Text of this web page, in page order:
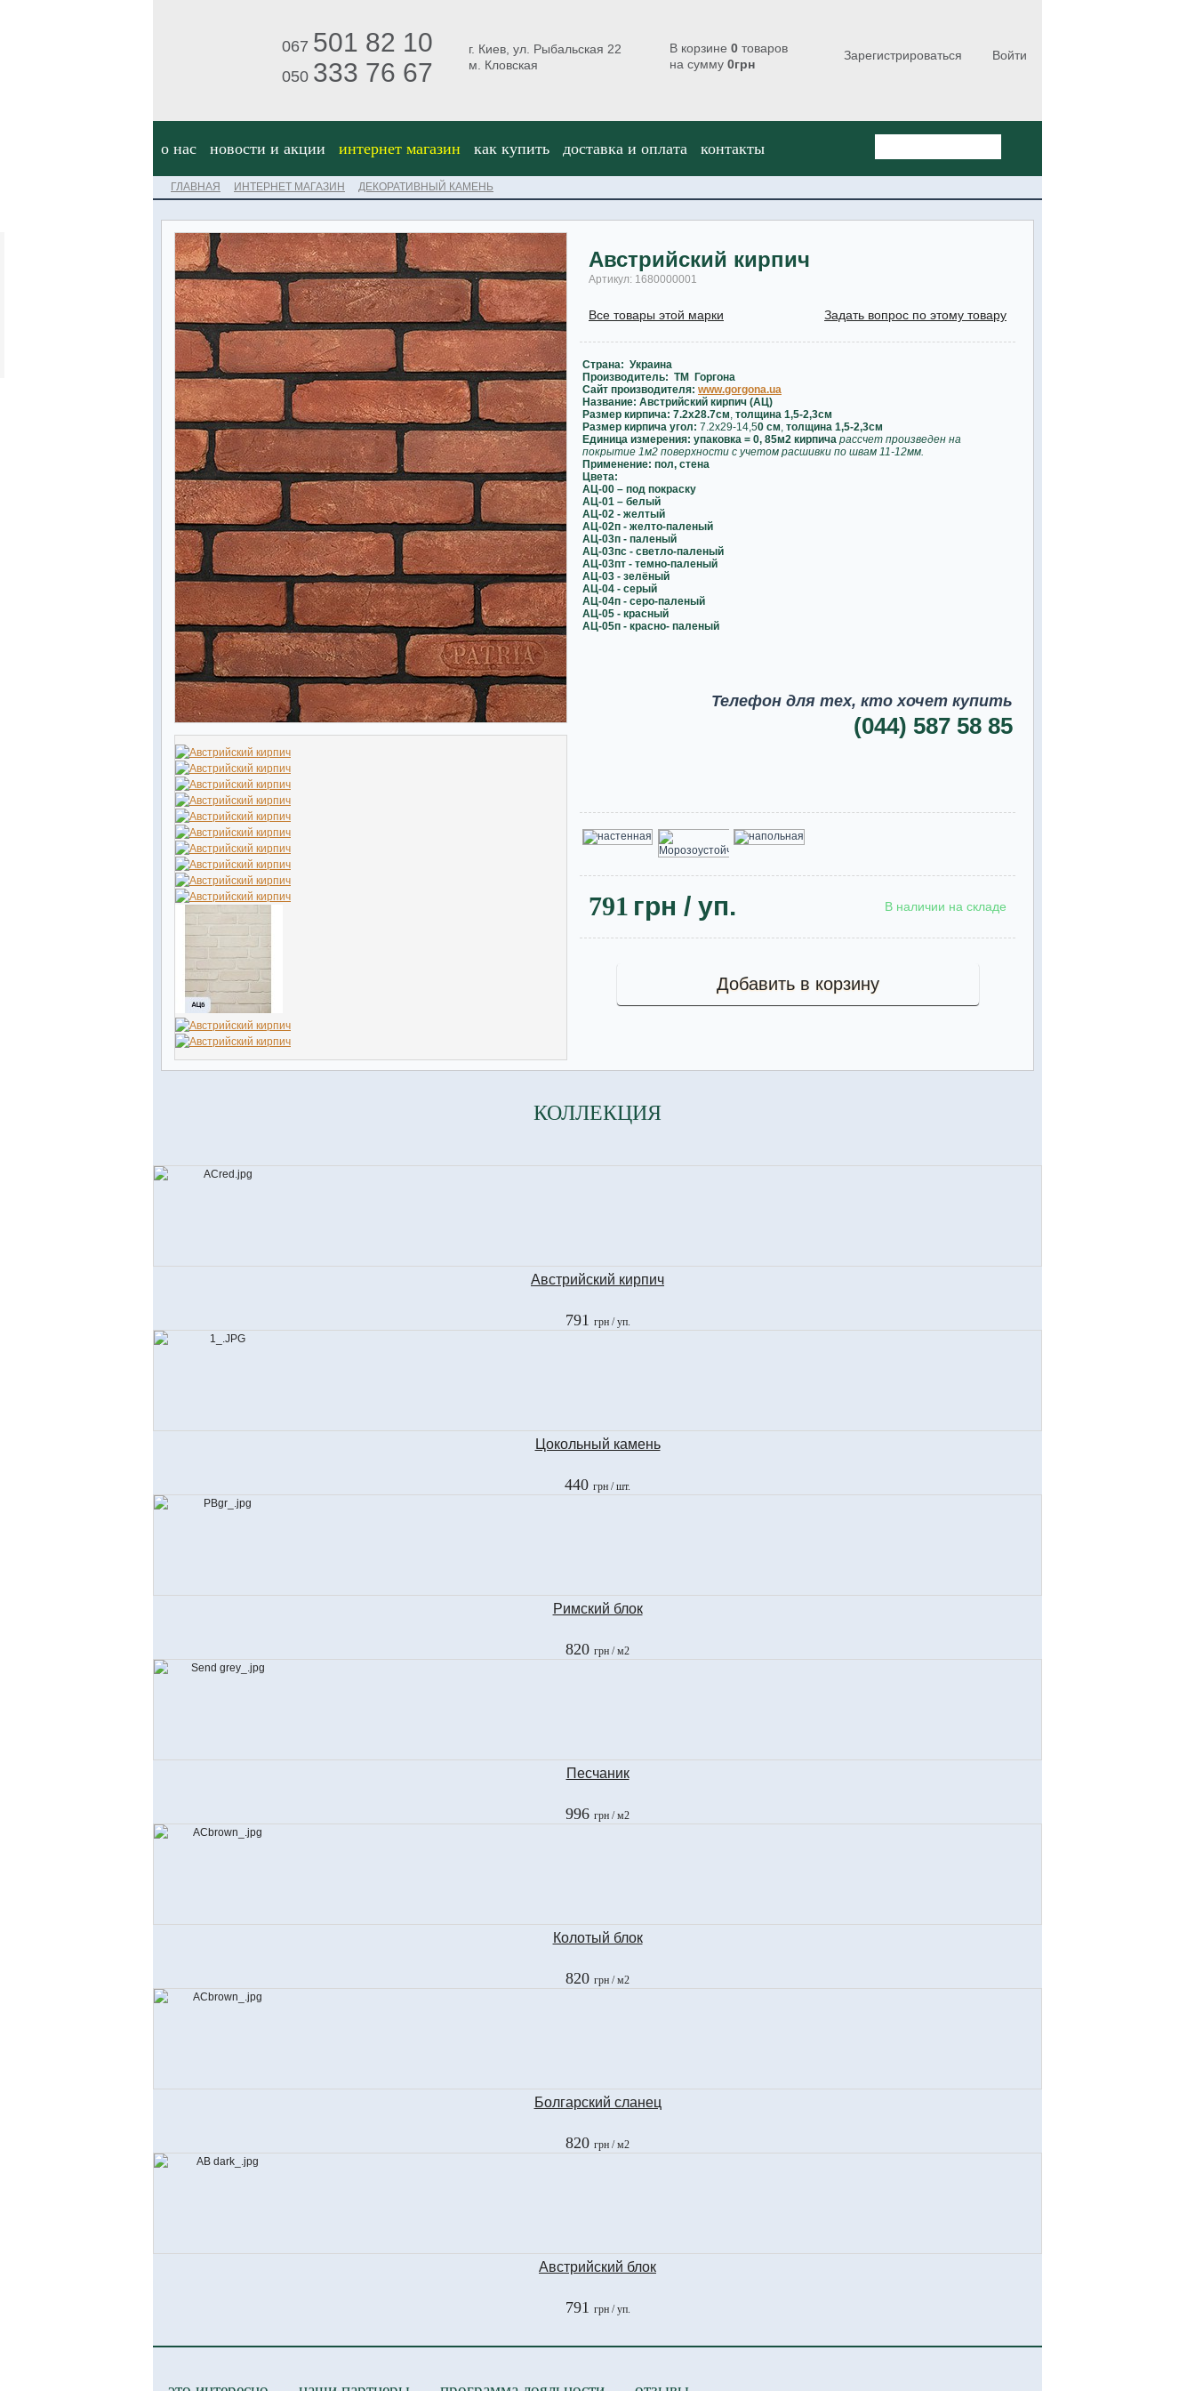
067 501 82 10
050 333 76 67
г. Киев, ул. Рыбальская 22
м. Кловская
В корзине 0 товаров
на сумму 0грн
Зарегистрироваться Войти
о нас новости и акции интернет магазин как купить доставка и оплата контакты
ГЛАВНАЯ ИНТЕРНЕТ МАГАЗИН ДЕКОРАТИВНЫЙ КАМЕНЬ
Австрийский кирпич
Артикул: 1680000001
Все товары этой марки Задать вопрос по этому товару
Страна: Украина
Производитель: ТМ Горгона
Сайт производителя: www.gorgona.ua
Название: Австрийский кирпич (АЦ)
Размер кирпича: 7.2х28.7см, толщина 1,5-2,3см
Размер кирпича угол: 7.2х29-14,50 см, толщина 1,5-2,3см
Единица измерения: упаковка = 0, 85м2 кирпича рассчет произведен на
покрытие 1м2 поверхности с учетом расшивки по швам 11-12мм.
Применение: пол, стена
Цвета:
АЦ-00 – под покраску
АЦ-01 – белый
АЦ-02 - желтый
АЦ-02п - желто-паленый
АЦ-03п - паленый
АЦ-03пс - светло-паленый
АЦ-03пт - темно-паленый
АЦ-03 - зелёный
АЦ-04 - серый
АЦ-04п - серо-паленый
АЦ-05 - красный
АЦ-05п - красно- паленый
Телефон для тех, кто хочет купить
(044) 587 58 85
791 грн / уп. В наличии на складе
Добавить в корзину
КОЛЛЕКЦИЯ
Австрийский кирпич
791 грн/ уп.
Цокольный камень
440 грн / шт.
Римский блок
820 грн / м2
Песчаник
996 грн / м2
Колотый блок
820 грн / м2
Болгарский сланец
820 грн / м2
Австрийский блок
791 грн/ уп.